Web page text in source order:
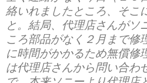
絡いれましたところ、そこ
と。結局、代理店さんがソ
ころ部品がなく２月まで修
に時間がかかるため無償修
は代理店さんから問い合わ